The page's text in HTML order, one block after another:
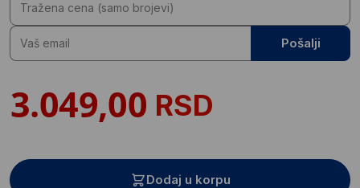
Pošalji
RSD
Dodaj u korpu